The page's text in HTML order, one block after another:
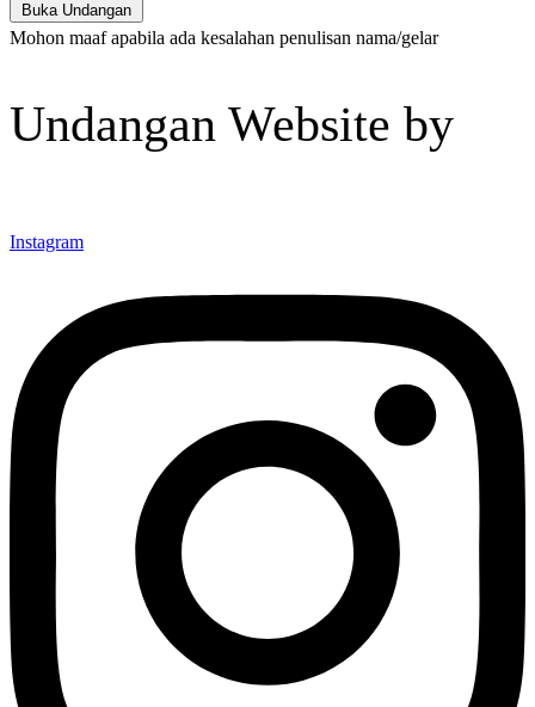
Buka Undangan
Mohon maaf apabila ada kesalahan penulisan nama/gelar
Undangan Website by
Instagram